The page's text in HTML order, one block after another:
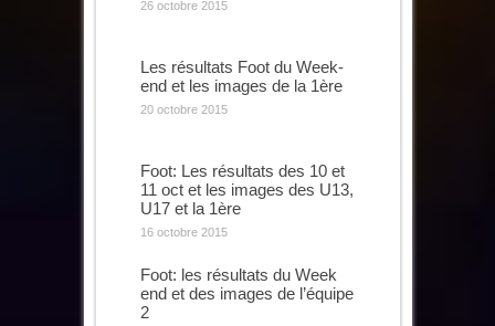
26 octobre 2015
Les résultats Foot du Week-
end et les images de la 1ère
20 octobre 2015
Foot: Les résultats des 10 et
11 oct et les images des U13,
U17 et la 1ère
16 octobre 2015
Foot: les résultats du Week
end et des images de l’équipe
2